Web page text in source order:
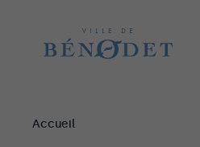
Accueil